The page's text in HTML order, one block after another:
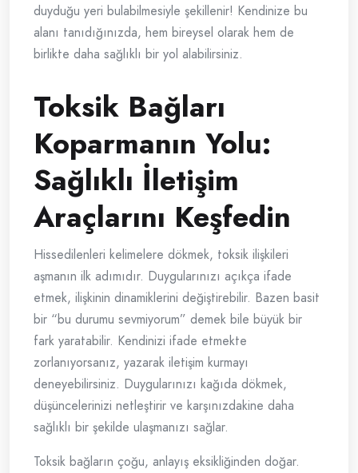
duyduğu yeri bulabilmesiyle şekillenir! Kendinize bu
alanı tanıdığınızda, hem bireysel olarak hem de
birlikte daha sağlıklı bir yol alabilirsiniz.
Toksik Bağları
Koparmanın Yolu:
Sağlıklı İletişim
Araçlarını Keşfedin
Hissedilenleri kelimelere dökmek, toksik ilişkileri
aşmanın ilk adımıdır. Duygularınızı açıkça ifade
etmek, ilişkinin dinamiklerini değiştirebilir. Bazen basit
bir “bu durumu sevmiyorum” demek bile büyük bir
fark yaratabilir. Kendinizi ifade etmekte
zorlanıyorsanız, yazarak iletişim kurmayı
deneyebilirsiniz. Duygularınızı kağıda dökmek,
düşüncelerinizi netleştirir ve karşınızdakine daha
sağlıklı bir şekilde ulaşmanızı sağlar.
Toksik bağların çoğu, anlayış eksikliğinden doğar.